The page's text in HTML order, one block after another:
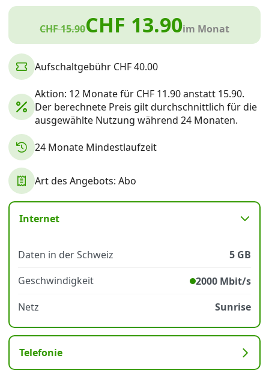
News
Forum
Über uns
Datenschutz
CHF 15.90CHF 13.90im Monat
Aufschaltgebühr CHF 40.00
Aktion: 12 Monate für CHF 11.90 anstatt 15.90.
Der berechnete Preis gilt durchschnittlich für die
ausgewählte Nutzung während 24 Monaten.
24 Monate Mindestlaufzeit
Art des Angebots: Abo
Internet
Daten in der Schweiz
5 GB
Geschwindigkeit
2000 Mbit/s
Netz
Sunrise
Telefonie